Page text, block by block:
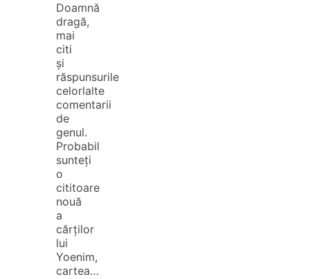
Doamnă
dragă,
mai
citi
și
răspunsurile
celorlalte
comentarii
de
genul.
Probabil
sunteți
o
cititoare
nouă
a
cărților
lui
Yoenim,
cartea…